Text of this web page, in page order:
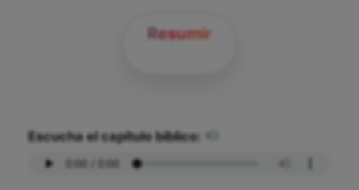
Resumir
Escucha el capítulo bíblico: